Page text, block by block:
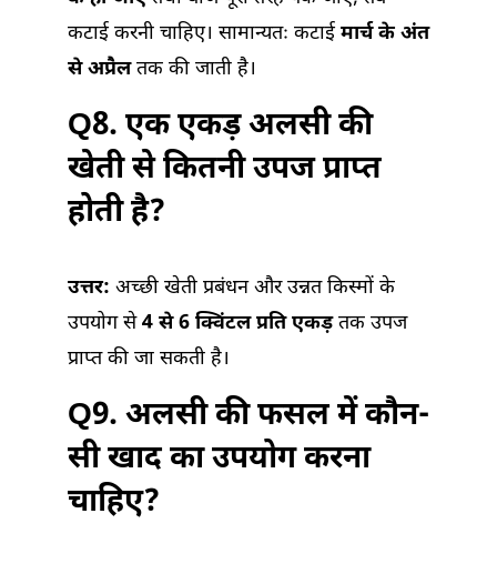
कटाई करनी चाहिए। सामान्यतः कटाईमार्च के अंत
से अप्रैलतक की जाती है।
Q8. एक एकड़ अलसी की
खेती से कितनी उपज प्राप्त
होती है?
उत्तर: अच्छी खेती प्रबंधन और उन्नत किस्मों के
उपयोग से4 से 6 क्विंटल प्रति एकड़तक उपज
प्राप्त की जा सकती है।
Q9. अलसी की फसल में कौन-
सी खाद का उपयोग करना
चाहिए?